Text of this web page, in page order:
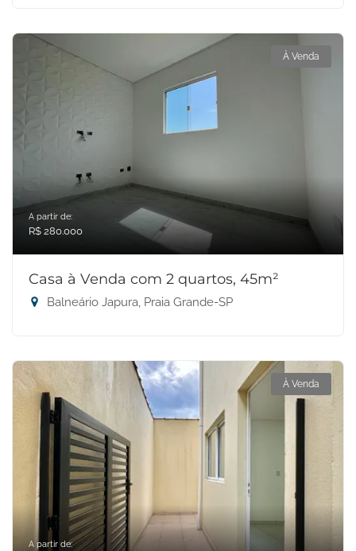
À Venda
A partir de:
R$ 280.000
Casa à Venda com 2 quartos, 45m²
Balneário Japura, Praia Grande-SP
À Venda
A partir de: